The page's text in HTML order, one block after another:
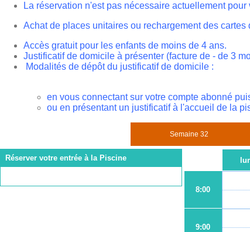
La réservation n'est pas nécessaire actuellement
Achat de places unitaires ou rechargement des
Accès gratuit pour les enfants de moins de 4 ans.
Justificatif de domicile à présenter (facture de - de 3
Modalités de dépôt du justificatif de domicile :
en vous connectant sur votre compte abonné
ou en présentant un justificatif à l'accueil de la
Réserver votre entrée à la Piscine
8:00
9:00